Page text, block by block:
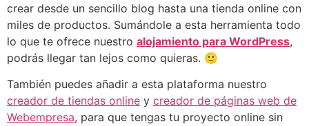
crear desde un sencillo blog hasta una tienda online con
miles de productos. Sumándole a esta herramienta todo
lo que te ofrece nuestro alojamiento para WordPress,
podrás llegar tan lejos como quieras. 🙂
También puedes añadir a esta plataforma nuestro
creador de tiendas online y creador de páginas web de
Webempresa, para que tengas tu proyecto online sin